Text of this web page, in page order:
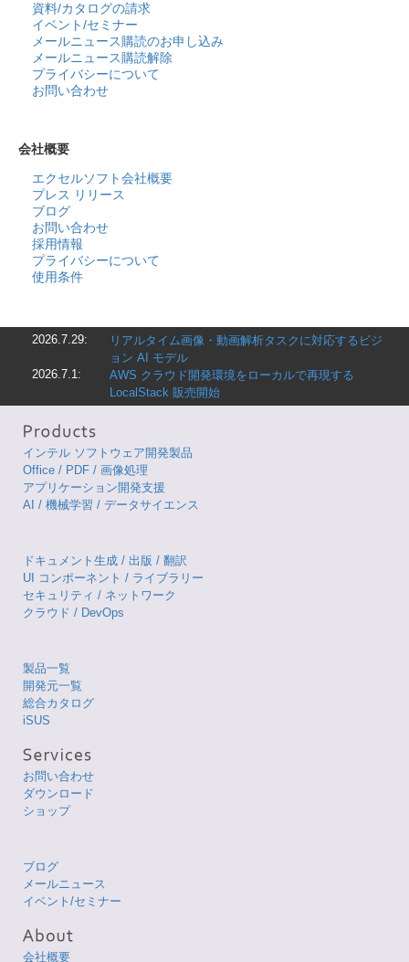
資料/カタログの請求
イベント/セミナー
メールニュース購読のお申し込み
メールニュース購読解除
プライバシーについて
お問い合わせ
会社概要
エクセルソフト会社概要
プレス リリース
ブログ
お問い合わせ
採用情報
プライバシーについて
使用条件
2026.7.29:
リアルタイム画像・動画解析タスクに対応するビジ
ョン AI モデル
2026.7.1:
AWS クラウド開発環境をローカルで再現する
LocalStack 販売開始
インテル ソフトウェア開発製品
Office / PDF / 画像処理
アプリケーション開発支援
AI / 機械学習 / データサイエンス
ドキュメント生成 / 出版 / 翻訳
UI コンポーネント / ライブラリー
セキュリティ / ネットワーク
クラウド / DevOps
製品一覧
開発元一覧
総合カタログ
iSUS
お問い合わせ
ダウンロード
ショップ
ブログ
メールニュース
イベント/セミナー
会社概要